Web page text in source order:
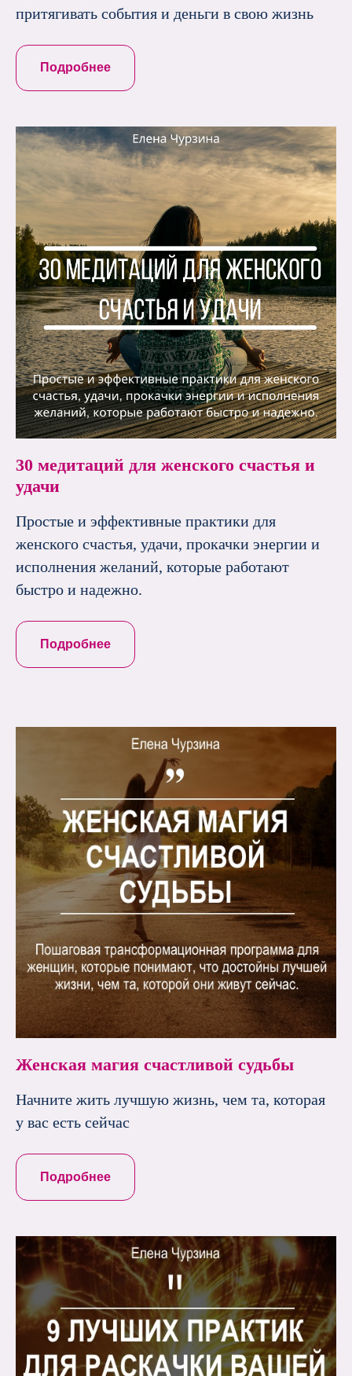
притягивать события и деньги в свою жизнь
Подробнее
30 медитаций для женского счастья и
удачи
Простые и эффективные практики для
женского счастья, удачи, прокачки энергии и
исполнения желаний, которые работают
быстро и надежно.
Подробнее
Женская магия счастливой судьбы
Начните жить лучшую жизнь, чем та, которая
у вас есть сейчас
Подробнее